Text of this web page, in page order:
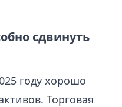
сдвинуть
году хорошо
Торговая